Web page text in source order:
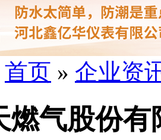
首页 » 企业资
燃气股份有